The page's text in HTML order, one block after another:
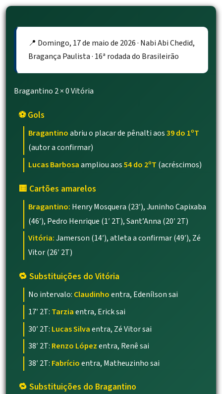
📍 Domingo, 17 de maio de 2026 · Nabi Abi Chedid,
Bragança Paulista · 16ª rodada do Brasileirão
Bragantino 2×0Vitória
⚽ Gols
Bragantinoabriu o placar de pênalti aos39 do 1ºT
(autor a confirmar)
Lucas Barbosaampliou aos54 do 2ºT (acréscimos)
🟨 Cartões amarelos
Bragantino: Henry Mosquera (23′), Juninho Capixaba
(46′), Pedro Henrique (1′ 2T), Sant’Anna (20′ 2T)
Vitória:Jamerson (14′), atleta a confirmar (49′), Zé
Vitor (26′ 2T)
🔁 Substituições do Vitória
No intervalo: Claudinhoentra, Edenílson sai
17′ 2T: Tarziaentra, Erick sai
30′ 2T: Lucas Silvaentra, Zé Vitor sai
38′ 2T: Renzo Lópezentra, Renê sai
38′ 2T: Fabrícioentra, Matheuzinhosai
🔁 Substituições do Bragantino